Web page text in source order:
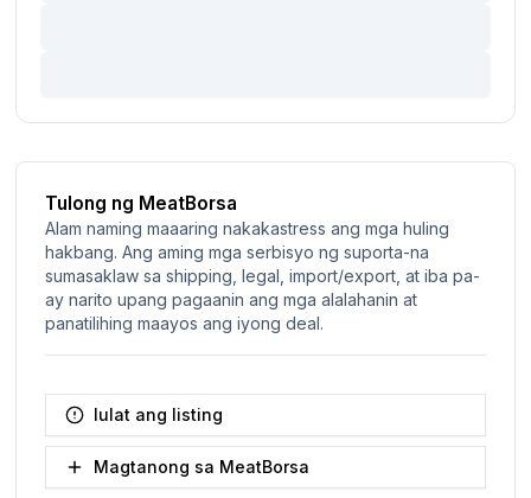
Tulong ng MeatBorsa
Alam naming maaaring nakakastress ang mga huling
hakbang. Ang aming mga serbisyo ng suporta-na
sumasaklaw sa shipping, legal, import/export, at iba pa-
ay narito upang pagaanin ang mga alalahanin at
panatilihing maayos ang iyong deal.
Iulat ang listing
Magtanong sa MeatBorsa